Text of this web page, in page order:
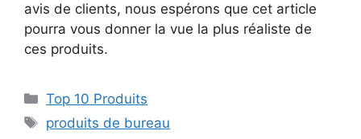
avis de clients, nous espérons que cet article
pourra vous donner la vue la plus réaliste de
ces produits.
Top 10 Produits
produits de bureau